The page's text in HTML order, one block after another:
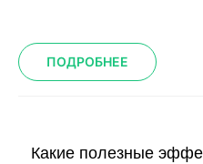
ПОДРОБНЕЕ
Какие полезные